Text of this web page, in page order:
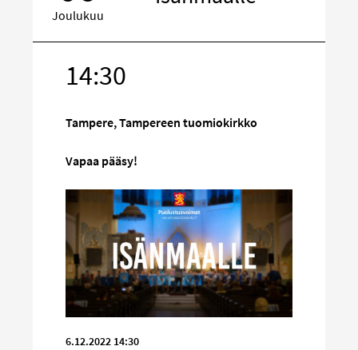
Joulukuu
14:30
Tampere, Tampereen tuomiokirkko
Vapaa pääsy!
6.12.2022 14:30